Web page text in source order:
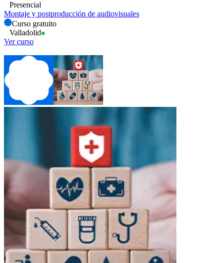
Presencial
Montaje y postproducción de audiovisuales
Curso gratuito
Valladolid
Ver curso